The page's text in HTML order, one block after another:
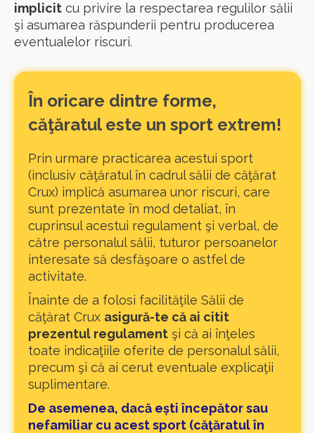
implicit cu privire la respectarea regulilor sălii
şi asumarea răspunderii pentru producerea
eventualelor riscuri.
În oricare dintre forme,
căţăratul este un sport extrem!
Prin urmare practicarea acestui sport
(inclusiv căţăratul în cadrul sălii de căţărat
Crux) implică asumarea unor riscuri, care
sunt prezentate în mod detaliat, în
cuprinsul acestui regulament şi verbal, de
către personalul sălii, tuturor persoanelor
interesate să desfăşoare o astfel de
activitate.
Înainte de a folosi facilităţile Sălii de
căţărat Crux asigură-te că ai citit
prezentul regulament şi că ai înţeles
toate indicaţiile oferite de personalul sălii,
precum şi că ai cerut eventuale explicaţii
suplimentare.
De asemenea, dacă ești începător sau
nefamiliar cu acest sport (căţăratul în